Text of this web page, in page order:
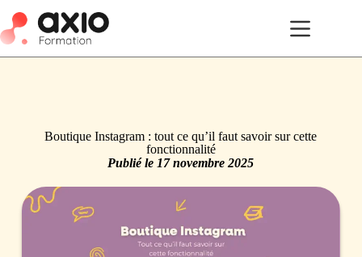
Boutique Instagram : tout ce qu’il faut savoir sur cette
fonctionnalité
Publié le 17 novembre 2025